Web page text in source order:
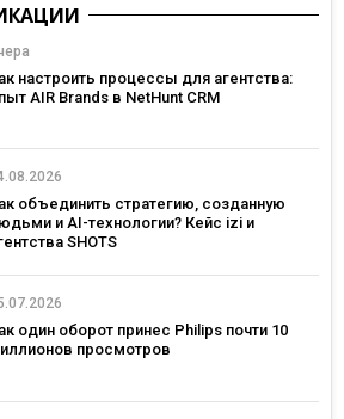
настроить процессы для агентства:
AIR Brands в NetHunt CRM
объединить стратегию, созданную
и AI-технологии? Кейс izi и
SHOTS
один оборот принес Philips почти 10
просмотров